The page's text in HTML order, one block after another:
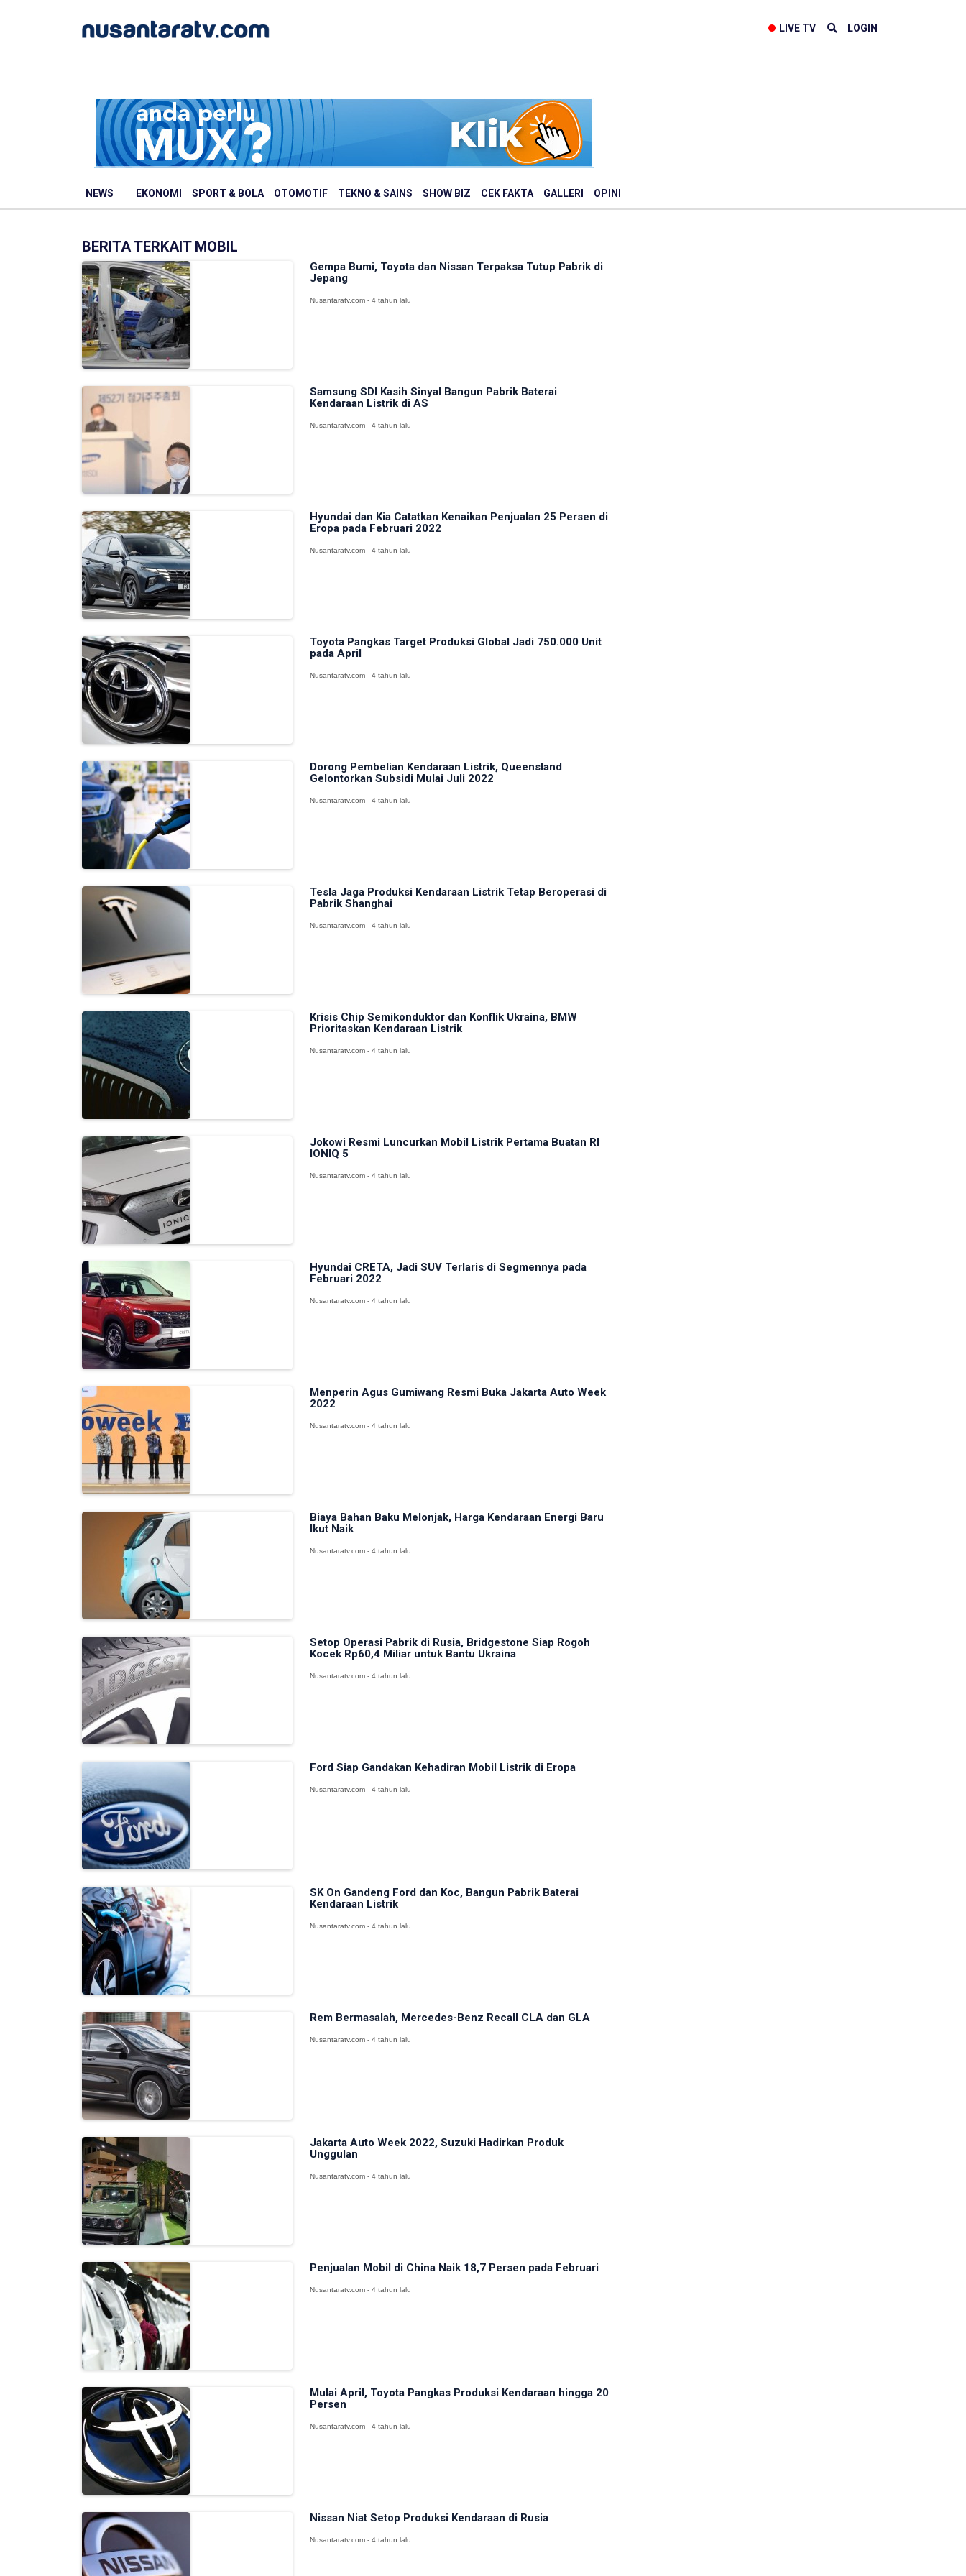
LIVE TV LOGIN
NEWS EKONOMI SPORT & BOLA OTOMOTIF TEKNO & SAINS SHOW BIZ CEK FAKTA GALLERI OPINI
BERITA TERKAIT MOBIL
Gempa Bumi, Toyota dan Nissan Terpaksa Tutup Pabrik di
Jepang
Nusantaratv.com - 4 tahun lalu
Samsung SDI Kasih Sinyal Bangun Pabrik Baterai
Kendaraan Listrik di AS
Nusantaratv.com - 4 tahun lalu
Hyundai dan Kia Catatkan Kenaikan Penjualan 25 Persen di
Eropa pada Februari 2022
Nusantaratv.com - 4 tahun lalu
Toyota Pangkas Target Produksi Global Jadi 750.000 Unit
pada April
Nusantaratv.com - 4 tahun lalu
Dorong Pembelian Kendaraan Listrik, Queensland
Gelontorkan Subsidi Mulai Juli 2022
Nusantaratv.com - 4 tahun lalu
Tesla Jaga Produksi Kendaraan Listrik Tetap Beroperasi di
Pabrik Shanghai
Nusantaratv.com - 4 tahun lalu
Krisis Chip Semikonduktor dan Konflik Ukraina, BMW
Prioritaskan Kendaraan Listrik
Nusantaratv.com - 4 tahun lalu
Jokowi Resmi Luncurkan Mobil Listrik Pertama Buatan RI
IONIQ 5
Nusantaratv.com - 4 tahun lalu
Hyundai CRETA, Jadi SUV Terlaris di Segmennya pada
Februari 2022
Nusantaratv.com - 4 tahun lalu
Menperin Agus Gumiwang Resmi Buka Jakarta Auto Week
2022
Nusantaratv.com - 4 tahun lalu
Biaya Bahan Baku Melonjak, Harga Kendaraan Energi Baru
Ikut Naik
Nusantaratv.com - 4 tahun lalu
Setop Operasi Pabrik di Rusia, Bridgestone Siap Rogoh
Kocek Rp60,4 Miliar untuk Bantu Ukraina
Nusantaratv.com - 4 tahun lalu
Ford Siap Gandakan Kehadiran Mobil Listrik di Eropa
Nusantaratv.com - 4 tahun lalu
SK On Gandeng Ford dan Koc, Bangun Pabrik Baterai
Kendaraan Listrik
Nusantaratv.com - 4 tahun lalu
Rem Bermasalah, Mercedes-Benz Recall CLA dan GLA
Nusantaratv.com - 4 tahun lalu
Jakarta Auto Week 2022, Suzuki Hadirkan Produk
Unggulan
Nusantaratv.com - 4 tahun lalu
Penjualan Mobil di China Naik 18,7 Persen pada Februari
Nusantaratv.com - 4 tahun lalu
Mulai April, Toyota Pangkas Produksi Kendaraan hingga 20
Persen
Nusantaratv.com - 4 tahun lalu
Nissan Niat Setop Produksi Kendaraan di Rusia
Nusantaratv.com - 4 tahun lalu